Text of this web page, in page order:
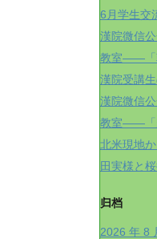
6月学生交
漢院微信
教室——「
漢院受講
漢院微信
教室——「
北米現地
田実様と
归档
2026 年 8